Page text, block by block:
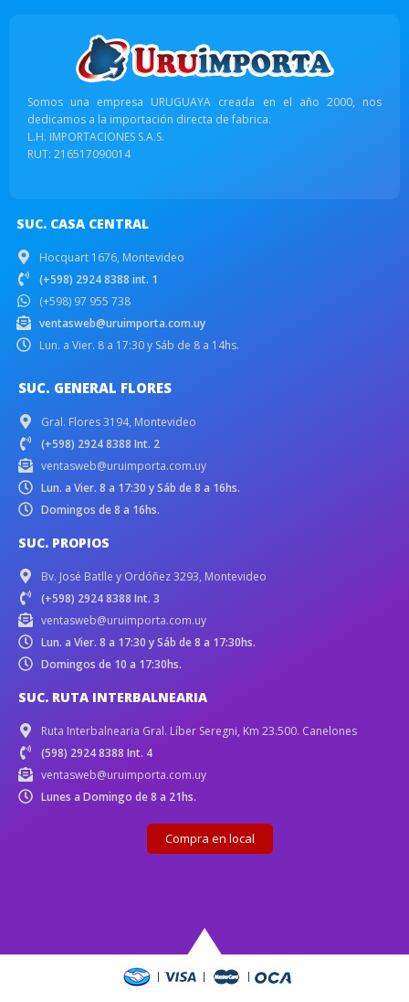
Somos una empresa URUGUAYA creada en el año 2000, nos
dedicamos a la importación directa de fabrica.
L.H. IMPORTACIONES S.A.S.
RUT: 216517090014
SUC. CASA CENTRAL
Hocquart 1676, Montevideo
(+598) 2924 8388 int. 1
(+598) 97 955 738
ventasweb@uruimporta.com.uy
Lun. a Vier. 8 a 17:30 y Sáb de 8 a 14hs.
SUC. GENERAL FLORES
Gral. Flores 3194, Montevideo
(+598) 2924 8388 Int. 2
ventasweb@uruimporta.com.uy
Lun. a Vier. 8 a 17:30 y Sáb de 8 a 16hs.
Domingos de 8 a 16hs.
SUC. PROPIOS
Bv. José Batlle y Ordóñez 3293, Montevideo
(+598) 2924 8388 Int. 3
ventasweb@uruimporta.com.uy
Lun. a Vier. 8 a 17:30 y Sáb de 8 a 17:30hs.
Domingos de 10 a 17:30hs.
SUC. RUTA INTERBALNEARIA
Ruta Interbalnearia Gral. Líber Seregni, Km 23.500. Canelones
(598) 2924 8388 Int. 4
ventasweb@uruimporta.com.uy
Lunes a Domingo de 8 a 21hs.
Compra en local